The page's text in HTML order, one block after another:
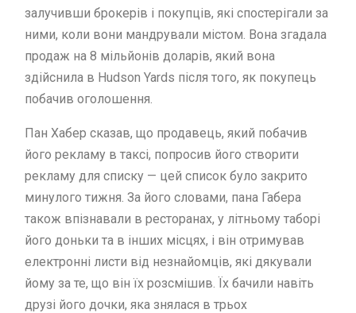
залучивши брокерів і покупців, які спостерігали за
ними, коли вони мандрували містом. Вона згадала
продаж на 8 мільйонів доларів, який вона
здійснила в Hudson Yards після того, як покупець
побачив оголошення.
Пан Хабер сказав, що продавець, який побачив
його рекламу в таксі, попросив його створити
рекламу для списку — цей список було закрито
минулого тижня. За його словами, пана Габера
також впізнавали в ресторанах, у літньому таборі
його доньки та в інших місцях, і він отримував
електронні листи від незнайомців, які дякували
йому за те, що він їх розсмішив. Їх бачили навіть
друзі його дочки, яка знялася в трьох